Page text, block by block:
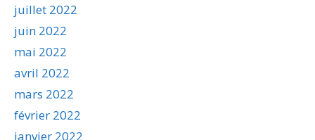
juillet 2022
juin 2022
mai 2022
avril 2022
mars 2022
février 2022
janvier 2022